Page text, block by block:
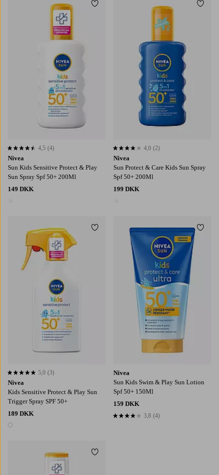
Nivea
Sun Kids Sensitive Protect & Play
Sun Spray Spf 50+ 200Ml
149 DKK
4,5 baseret på 4 bedømmelser
4,5 (4)
Tilføj til favoritter
Nivea
Sun Protect & Care Kids Sun Spray
Spf 50+ 200Ml
199 DKK
4,0 baseret på 2 bedømmelser
4,0 (2)
Nivea
Kids Sensitive Protect & Play Sun
Trigger Spray SPF 50+
189 DKK
1 farve
5,0 baseret på 3 bedømmelser
5,0 (3)
Tilføj til favoritter
Nivea
Sun Kids Swim & Play Sun Lotion
Spf 50+ 150Ml
159 DKK
3,8 baseret på 4 bedømmelser
3,8 (4)
Tilføj til favoritter